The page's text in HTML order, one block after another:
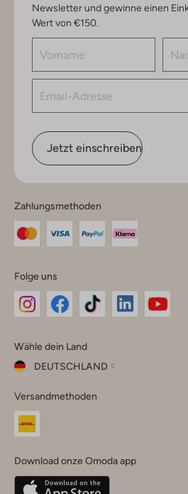
Newsletter und gewinne einen
Wert von €150.
Jetzt einschreiben
Zahlungsmethoden
Folge uns
Instagram
Facebook
TikTok
Wähle dein Land
DEUTSCHLAND
dein
Land
Belgique(Français)
Versandmethoden
Download onze Omoda app